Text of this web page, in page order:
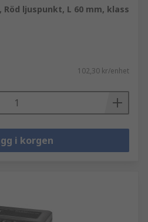
ljuspunkt, L 60 mm, klass
102,30 kr/enhet
i korgen